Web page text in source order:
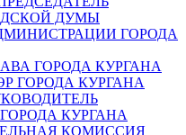
ДУМЫ
ГОРОДА
ГОРОДА КУРГАНА
ГОРОДА КУРГАНА
КУРГАНА
КОМИССИЯ